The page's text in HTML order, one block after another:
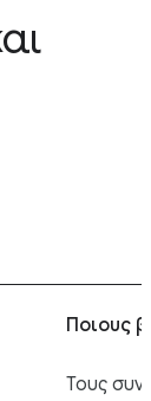
Ποιους
Τους